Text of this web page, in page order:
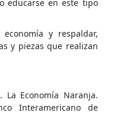
educarse en este tipo
y respaldar,
y piezas que realizan
La Economía Naranja.
Interamericano de